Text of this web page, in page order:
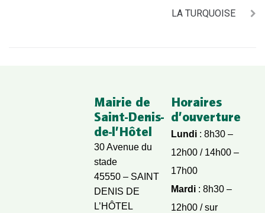
LA TURQUOISE
Mairie de
Saint-Denis-
de-l’Hôtel
30 Avenue du
stade
45550 – SAINT
DENIS DE
L’HÔTEL
Horaires
d’ouverture
Lundi: 8h30 –
12h00 / 14h00 –
17h00
Mardi: 8h30 –
12h00 / sur